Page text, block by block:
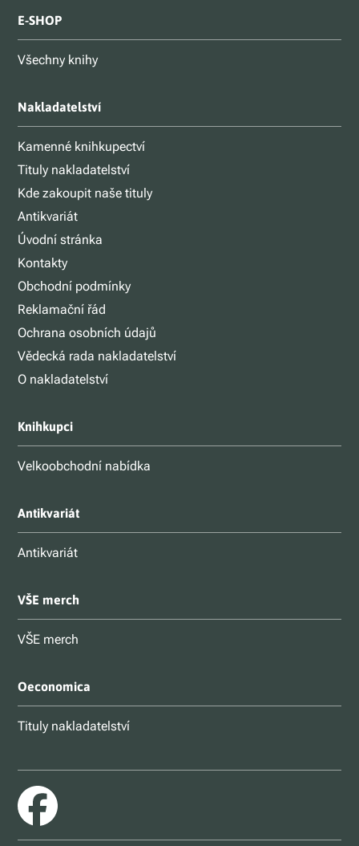
E-SHOP
Všechny knihy
Nakladatelství
Kamenné knihkupectví
Tituly nakladatelství
Kde zakoupit naše tituly
Antikvariát
Úvodní stránka
Kontakty
Obchodní podmínky
Reklamační řád
Ochrana osobních údajů
Vědecká rada nakladatelství
O nakladatelství
Knihkupci
Velkoobchodní nabídka
Antikvariát
Antikvariát
VŠE merch
VŠE merch
Oeconomica
Tituly nakladatelství